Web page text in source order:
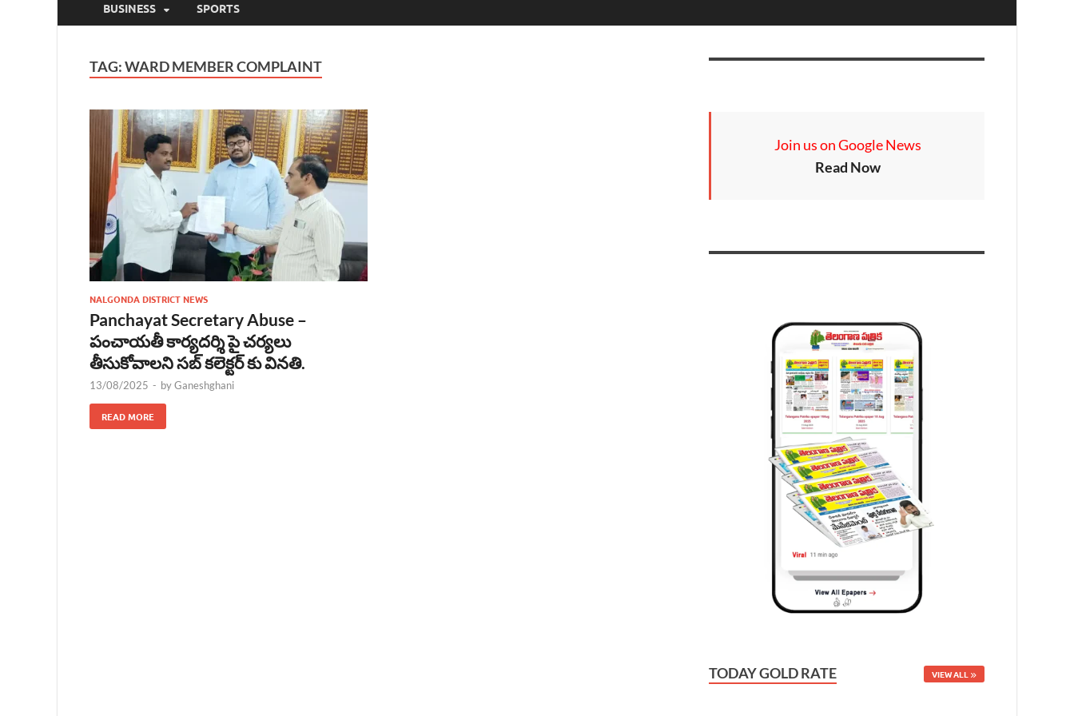
BUSINESS SPORTS
TAG:WARD MEMBER COMPLAINT
NALGONDA DISTRICT NEWS
Panchayat Secretary Abuse –
పంచాయతీ కార్యదర్శి పై చర్యలు
తీసుకోవాలని సబ్ కలెక్టర్ కు వినతి.
13/08/2025 - byGaneshghani
READ MORE
Join us on Google News
Read Now
TODAY GOLD RATE VIEW ALL